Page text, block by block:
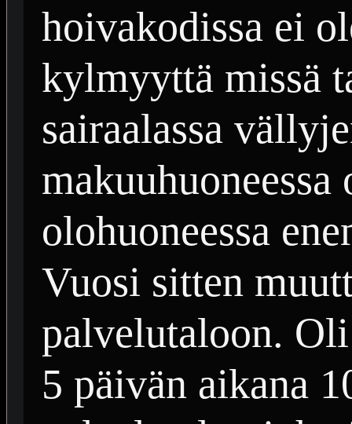
hoivakodissa ei
kylmyyttä missä
sairaalassa
olohuoneessa
Vuosi sitten
palvelutaloon.
5 päivän aikana